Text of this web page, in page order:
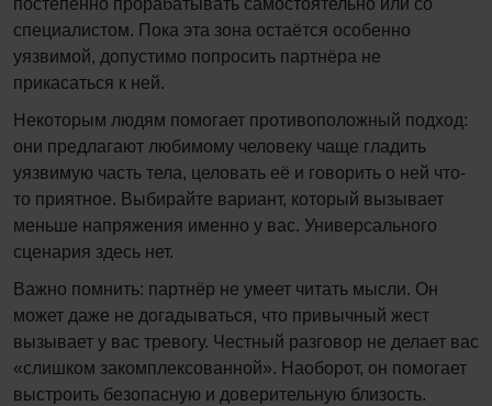
постепенно прорабатывать самостоятельно или со
специалистом. Пока эта зона остаётся особенно
уязвимой, допустимо попросить партнёра не
прикасаться к ней.
Некоторым людям помогает противоположный подход:
они предлагают любимому человеку чаще гладить
уязвимую часть тела, целовать её и говорить о ней что-
то приятное. Выбирайте вариант, который вызывает
меньше напряжения именно у вас. Универсального
сценария здесь нет.
Важно помнить: партнёр не умеет читать мысли. Он
может даже не догадываться, что привычный жест
вызывает у вас тревогу. Честный разговор не делает вас
«слишком закомплексованной». Наоборот, он помогает
выстроить безопасную и доверительную близость.